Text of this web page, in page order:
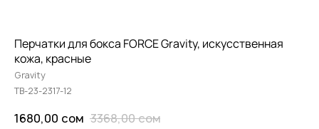
Перчатки для бокса FORCE Gravity, искусственная
кожа, красные
Gravity
TB-23-2317-12
1680,00 сом 3368,00сом